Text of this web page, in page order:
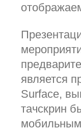
является
Surface,
тачскрин